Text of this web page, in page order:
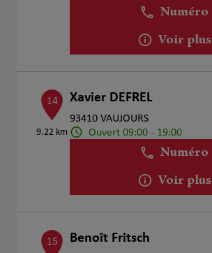
Numéro
Voir plus
14
9.22 km
Xavier DEFREL
93410 VAUJOURS
Ouvert 09:00 - 19:00
Numéro
Voir plus
15 Benoît Fritsch